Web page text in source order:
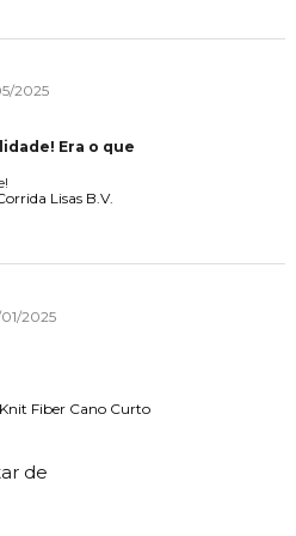
2025
Era o que
Lisas B.V.
2025
Fiber Cano Curto
de